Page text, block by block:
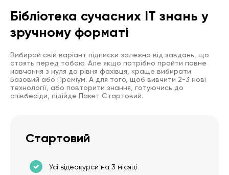
Бібліотека сучасних IT знань у
зручному форматі
Вибирай свій варіант підписки залежно від завдань, що
стоять перед тобою. Але якщо потрібно пройти повне
навчання з нуля до рівня фахівця, краще вибирати
Базовий або Преміум. А для того, щоб вивчити 2-3 нові
технології, або повторити знання, готуючись до
співбесіди, підійде Пакет Стартовий.
Стартовий
Усі відеокурси на 3 місяці